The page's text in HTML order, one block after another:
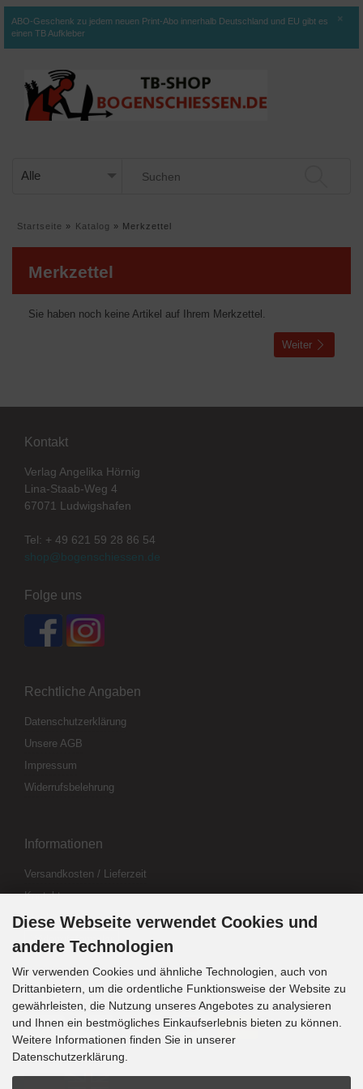
ABO-Geschenk zu jedem neuen Print-Abo innerhalb Deutschland und EU gibt es
einen TB Aufkleber
×
Startseite » Katalog » Merkzettel
Merkzettel
Sie haben noch keine Artikel auf Ihrem Merkzettel.
Weiter
Kontakt
Verlag Angelika Hörnig
Lina-Staab-Weg 4
67071 Ludwigshafen
Tel: + 49 621 59 28 86 54
shop@bogenschiessen.de
Folge uns
Rechtliche Angaben
Datenschutzerklärung
Unsere AGB
Impressum
Widerrufsbelehrung
Informationen
Versandkosten / Lieferzeit
Kontakt
Abo kündigen
Widerrufsformular
Zahlung & Versand
Sprachwahl
Diese Webseite verwendet Cookies und
andere Technologien
Wir verwenden Cookies und ähnliche Technologien, auch von
Drittanbietern, um die ordentliche Funktionsweise der Website zu
gewährleisten, die Nutzung unseres Angebotes zu analysieren
und Ihnen ein bestmögliches Einkaufserlebnis bieten zu können.
Weitere Informationen finden Sie in unserer
Datenschutzerklärung.